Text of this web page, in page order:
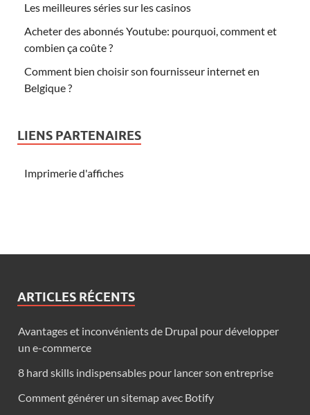
Les meilleures séries sur les casinos
Acheter des abonnés Youtube: pourquoi, comment et
combien ça coûte ?
Comment bien choisir son fournisseur internet en
Belgique ?
LIENS PARTENAIRES
Imprimerie d'affiches
ARTICLES RÉCENTS
Avantages et inconvénients de Drupal pour développer
un e-commerce
8 hard skills indispensables pour lancer son entreprise
Comment générer un sitemap avec Botify